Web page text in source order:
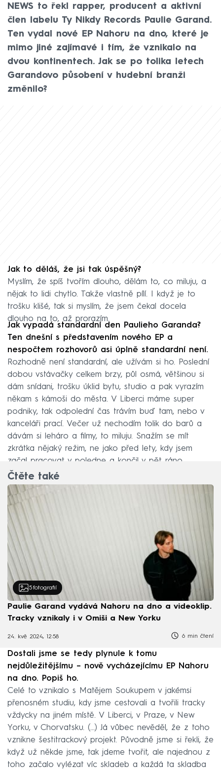
NEWS to řekl rapper, producent a aktivní
člen labelu Ty Nikdy Records Paulie Garand.
Ten vydal nové EP Nahoru na dno, které je
mimo jiné zajímavé i tím, že vznikalo na
dvou kontinentech. Jak se po tolika letech
Garandovo působení v hudební branži
změnilo?
Jak to děláš, že jsi tak úspěšný?
Myslím, že spíš tvořím dlouho, dělám to, co miluju, a
nějak to lidi chytlo. Takže vlastně pílí. I když je to
trošku klišé, tak si myslím, že jsem čekal docela
dlouho na to, až prorazím.
Jak vypadá standardní den Paulieho Garanda?
Ten dnešní s představením nového EP a
nespočtem rozhovorů asi úplně standardní není.
Rozhodně není standardní, ale užívám si ho. Poslední
dobou vstávačky celkem brzy, půl osmá, většinou si
dám snídani, trošku úklid bytu, studio a pak vyrazím
někam s kámoši do města. V Liberci máme super
podniky, tak odpolední čas trávím buď tam, nebo v
kanceláři prací. Večer už nechodím tolik do barů a
dávám si leháro a filmy, to miluju. Snažím se mít
zkrátka nějaký režim, ne jako před lety, kdy jsem
začal pracovat v poledne a končil v pět ráno.
Čtěte také
5 fotografií
Paulie Garand vydává Nahoru na dno a videoklip.
Tracky vznikaly i v Omiši a New Yorku
24. kvě 2024, 12:58 6 min čtení
Dostali jsme se tedy plynule k tomu
nejdůležitějšímu – nově vycházejícímu EP Nahoru
na dno. Popiš ho.
Celé to vznikalo s Matějem Soukupem v jakémsi
přenosném studiu, kdy jsme cestovali a tvořili tracky
vždycky na jiném místě. V Liberci, v Praze, v New
Yorku, v Chorvatsku. (...) Já vůbec nevěděl, že z toho
vznikne šestitrackový projekt. Původně jsme si řekli, že
když už někde jsme, tak jdeme tvořit, ale najednou z
toho začalo vylézat víc skladeb a každá ta skladba